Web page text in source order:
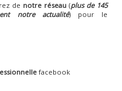
de notre réseau (plus de 145
notre actualité) pour le
facebook